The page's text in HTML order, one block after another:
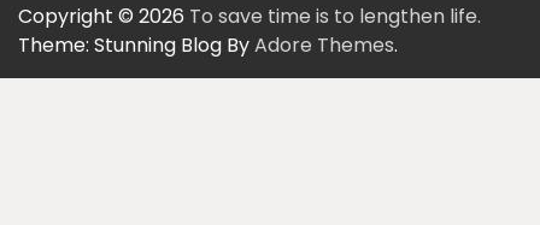
Copyright © 2026 To save time is to lengthen life.
Theme: Stunning Blog ByAdore Themes.